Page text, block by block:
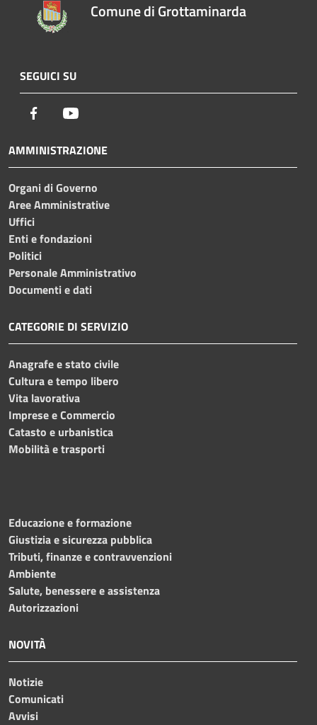
Comune di Grottaminarda
SEGUICI SU
Facebook
AMMINISTRAZIONE
Organi di Governo
Aree Amministrative
Uffici
Enti e fondazioni
Politici
Personale Amministrativo
Documenti e dati
CATEGORIE DI SERVIZIO
Anagrafe e stato civile
Cultura e tempo libero
Vita lavorativa
Imprese e Commercio
Catasto e urbanistica
Mobilità e trasporti
Educazione e formazione
Giustizia e sicurezza pubblica
Tributi, finanze e contravvenzioni
Ambiente
Salute, benessere e assistenza
Autorizzazioni
NOVITÀ
Notizie
Comunicati
Avvisi